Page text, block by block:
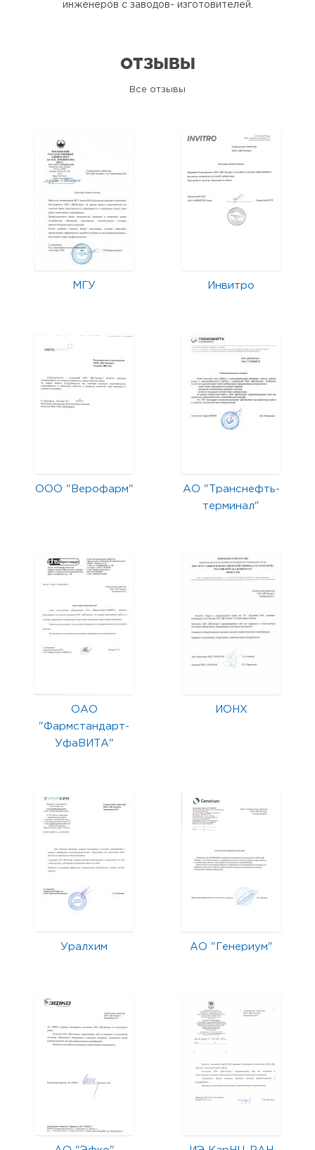
инженеров с заводов- изготовителей.
ОТЗЫВЫ
Все отзывы
МГУ Инвитро
ООО "Верофарм"
АО "Транснефть-
терминал"
ОАО
"Фармстандарт-
УфаВИТА"
ИОНХ
Уралхим АО "Генериум"